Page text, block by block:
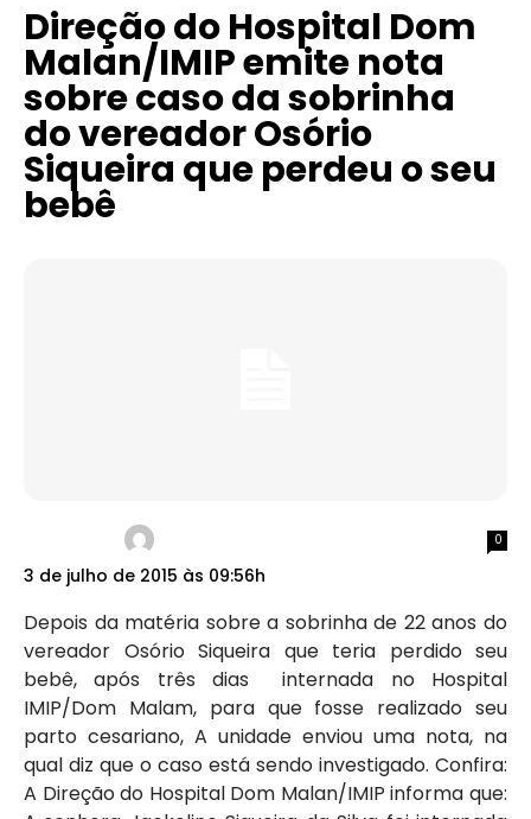
Direção do Hospital Dom
Malan/IMIP emite nota
sobre caso da sobrinha
do vereador Osório
Siqueira que perdeu o seu
bebê
3 de julho de 2015 às 09:56h
0
Depois da matéria sobre a sobrinha de 22 anos do
vereador Osório Siqueira que teria perdido seu
bebê, após três dias internada no Hospital
IMIP/Dom Malam, para que fosse realizado seu
parto cesariano, A unidade enviou uma nota, na
qual diz que o caso está sendo investigado. Confira:
A Direção do Hospital Dom Malan/IMIP informa que: